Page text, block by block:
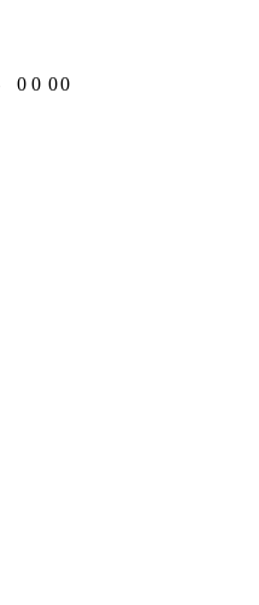
0 0 00